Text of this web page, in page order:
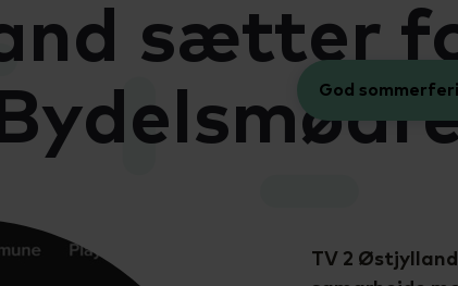
sætter
TV 2
God